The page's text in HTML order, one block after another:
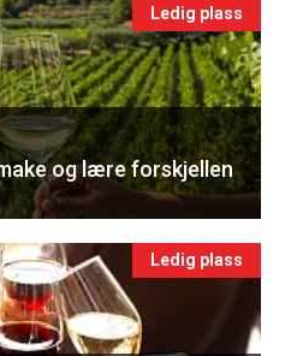
Ledig plass
og lære forskjellen
Ledig plass